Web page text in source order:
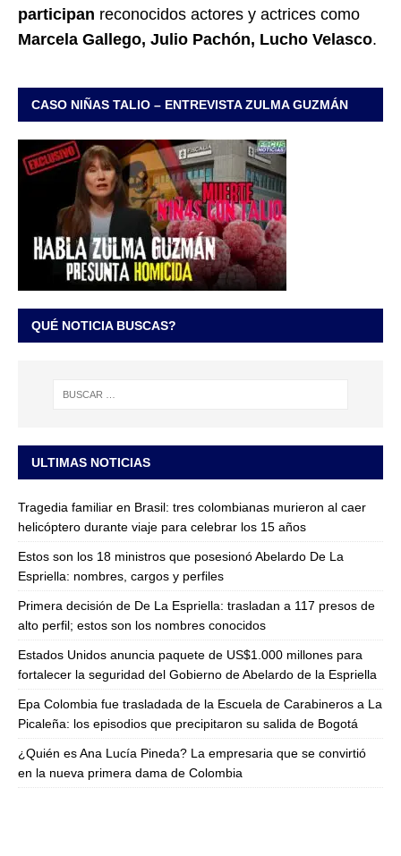
participan reconocidos actores y actrices como
Marcela Gallego, Julio Pachón, Lucho Velasco.
CASO NIÑAS TALIO – ENTREVISTA ZULMA GUZMÁN
QUÉ NOTICIA BUSCAS?
ULTIMAS NOTICIAS
Tragedia familiar en Brasil: tres colombianas murieron al caer
helicóptero durante viaje para celebrar los 15 años
Estos son los 18 ministros que posesionó Abelardo De La
Espriella: nombres, cargos y perfiles
Primera decisión de De La Espriella: trasladan a 117 presos de
alto perfil; estos son los nombres conocidos
Estados Unidos anuncia paquete de US$1.000 millones para
fortalecer la seguridad del Gobierno de Abelardo de la Espriella
Epa Colombia fue trasladada de la Escuela de Carabineros a La
Picaleña: los episodios que precipitaron su salida de Bogotá
¿Quién es Ana Lucía Pineda? La empresaria que se convirtió
en la nueva primera dama de Colombia